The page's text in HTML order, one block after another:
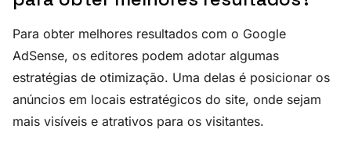
Para obter melhores resultados com o Google
AdSense, os editores podem adotar algumas
estratégias de otimização. Uma delas é posicionar os
anúncios em locais estratégicos do site, onde sejam
mais visíveis e atrativos para os visitantes.